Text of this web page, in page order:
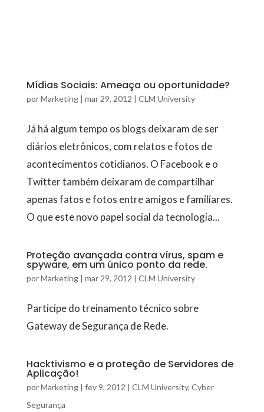
Mídias Sociais: Ameaça ou oportunidade?
porMarketing| mar 29, 2012 | CLM University
Já há algum tempo os blogs deixaram de ser
diários eletrônicos, com relatos e fotos de
acontecimentos cotidianos. O Facebook e o
Twitter também deixaram de compartilhar
apenas fatos e fotos entre amigos e familiares.
O que este novo papel social da tecnologia...
Proteção avançada contra vírus, spam e
spyware, em um único ponto da rede.
porMarketing| mar 29, 2012 | CLM University
Participe do treinamento técnico sobre
Gateway de Segurança de Rede.
Hacktivismo e a proteção de Servidores de
Aplicação!
porMarketing| fev 9, 2012 | CLM University, Cyber
Segurança